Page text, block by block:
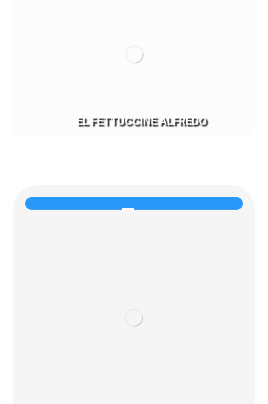
EL FETTUCCINE ALFREDO